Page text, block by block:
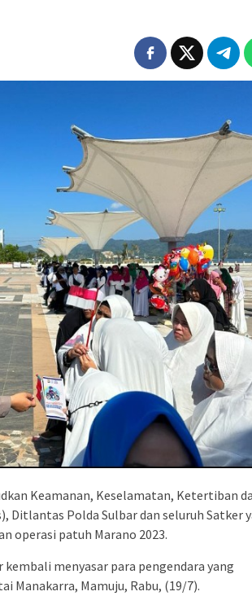
Keamanan, Keselamatan, Ketertiban
Polda Sulbar dan seluruh Satker
operasi patuh Marano 2023.
menyasar para pengendara yang
Manakarra, Mamuju, Rabu, (19/7).